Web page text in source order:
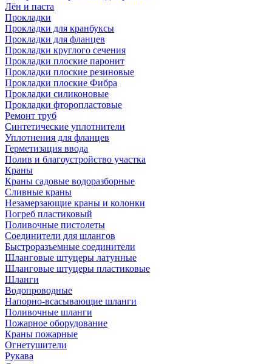
Лён и паста
Прокладки
Прокладки для кранбуксы
Прокладки для фланцев
Прокладки круглого сечения
Прокладки плоские паронит
Прокладки плоские резиновые
Прокладки плоские Фибра
Прокладки силиконовые
Прокладки фторопластовые
Ремонт труб
Синтетические уплотнители
Уплотнения для фланцев
Герметизация ввода
Полив и благоустройство участка
Краны
Краны садовые водоразборные
Сливные краны
Незамерзающие краны и колонки
Погреб пластиковый
Поливочные пистолеты
Соединители для шлангов
Быстроразъемные соединители
Шланговые штуцеры латунные
Шланговые штуцеры пластиковые
Шланги
Водопроводные
Напорно-всасывающие шланги
Поливочные шланги
Пожарное оборудование
Краны пожарные
Огнетушители
Рукава